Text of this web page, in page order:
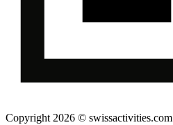
Copyright 2026 © swissactivities.com